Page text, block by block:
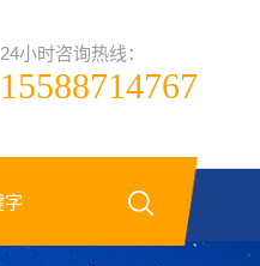
24小时咨询热线：
15588714767